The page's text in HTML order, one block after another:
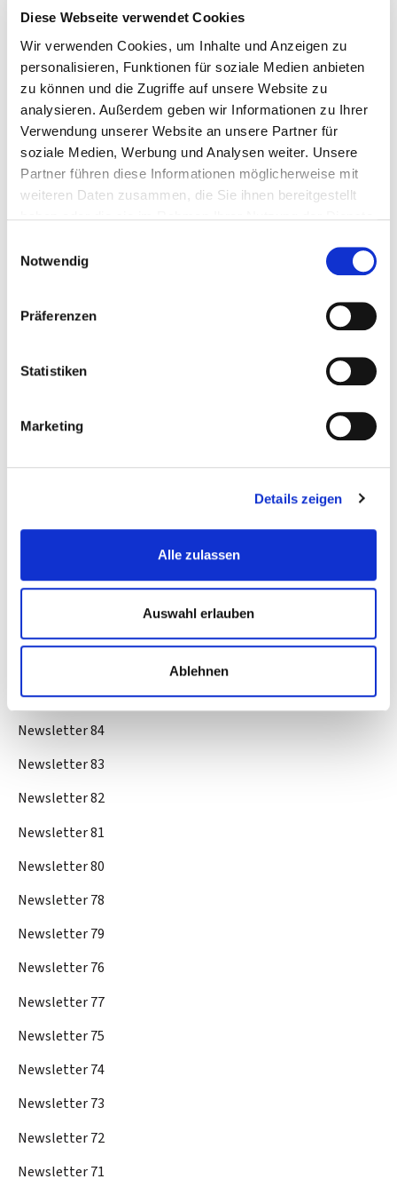
Diese Webseite verwendet Cookies
Wir verwenden Cookies, um Inhalte und Anzeigen zu
personalisieren, Funktionen für soziale Medien anbieten
zu können und die Zugriffe auf unsere Website zu
analysieren. Außerdem geben wir Informationen zu Ihrer
Verwendung unserer Website an unsere Partner für
soziale Medien, Werbung und Analysen weiter. Unsere
Partner führen diese Informationen möglicherweise mit
weiteren Daten zusammen, die Sie ihnen bereitgestellt
Notwendig
Präferenzen
Statistiken
Marketing
Details zeigen
Alle zulassen
Auswahl erlauben
Ablehnen
Alle Ausgaben:
Newsletter 104
Newsletter 103
Newsletter 102
Newsletter 101
Newsletter 100
Newsletter 98
Newsletter 96
Newsletter 93
Newsletter 90
Newsletter 88
Newsletter 85
Newsletter 84
Newsletter 83
Newsletter 82
Newsletter 81
Newsletter 80
Newsletter 78
Newsletter 79
Newsletter 76
Newsletter 77
Newsletter 75
Newsletter 74
Newsletter 73
Newsletter 72
Newsletter 71